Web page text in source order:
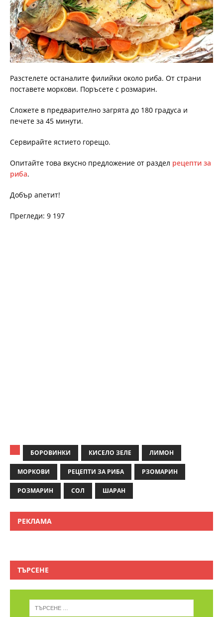
Разстелете останалите филийки около риба. От страни
поставете моркови. Поръсете с розмарин.
Сложете в предварително загрята до 180 градуса и
печете за 45 минути.
Сервирайте ястието горещо.
Опитайте това вкусно предложение от раздел рецепти за
риба.
Добър апетит!
Прегледи: 9 197
БОРОВИНКИ КИСЕЛО ЗЕЛЕ ЛИМОН
МОРКОВИ РЕЦЕПТИ ЗА РИБА РЗОМАРИН
РОЗМАРИН СОЛ ШАРАН
РЕКЛАМА
ТЪРСЕНЕ